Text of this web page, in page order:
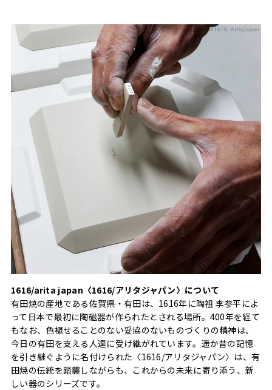
1616/arita japan〈1616/アリタジャパン〉について
有田焼の産地である佐賀県・有田は、1616年に陶祖 李参平によ
って日本で最初に陶磁器が作られたとされる場所。400年を経て
もなお、色褪せることのない妥協のないものづくりの精神は、
今日の有田を支える人達に受け継がれています。遥か昔の記憶
を引き継ぐように名付けられた〈1616/アリタジャパン〉は、有
田焼の伝統を踏襲しながらも、これからの未来に寄り添う、新
しい器のシリーズです。